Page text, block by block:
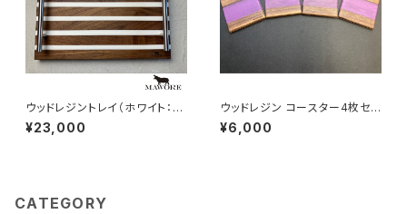
ウッドレジントレイ（ホワイト：ウ
ォルナット）mawore-r001
¥23,000
ウッドレジン コースター4枚セッ
ト（パープル：ウォルナット）maw
ore-c0040
¥6,000
CATEGORY